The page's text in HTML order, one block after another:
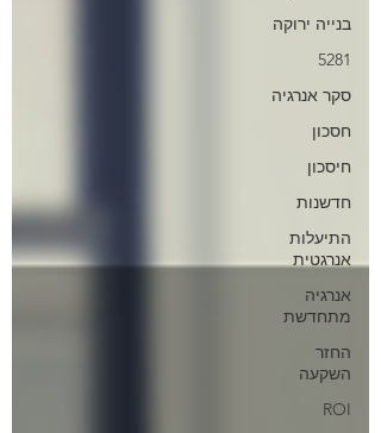
בנייה ירוקה
5281
סקר אנרגיה
חסכון
חיסכון
חדשנות
התיעלות
אנרגטית
אנרגיה
מתחדשת
החזר
השקעה
ROI